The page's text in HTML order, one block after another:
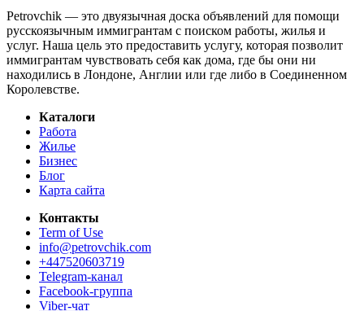
Petrovchik — это двуязычная доска объявлений для помощи
русскоязычным иммигрантам с поиском работы, жилья и
услуг. Наша цель это предоставить услугу, которая позволит
иммигрантам чувствовать себя как дома, где бы они ни
находились в Лондоне, Англии или где либо в Соединенном
Королевстве.
Каталоги
Работа
Жилье
Бизнес
Блог
Карта сайта
Контакты
Term of Use
info@petrovchik.com
+447520603719
Telegram-канал
Facebook-группа
Viber-чат